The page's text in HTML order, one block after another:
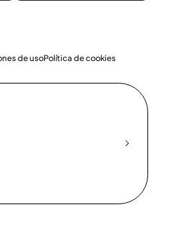
de usoPolítica de cookies